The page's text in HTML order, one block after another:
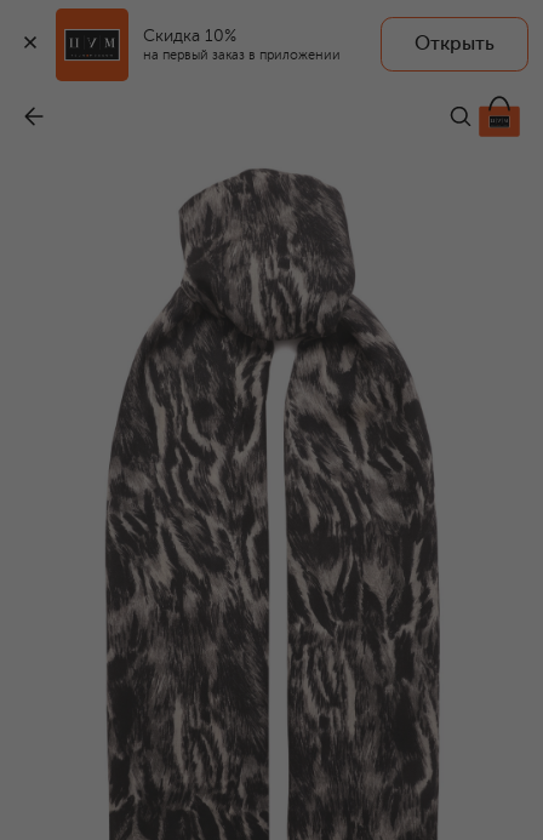
Скидка 10%
на первый заказ в приложении
Открыть
54 600 ₽